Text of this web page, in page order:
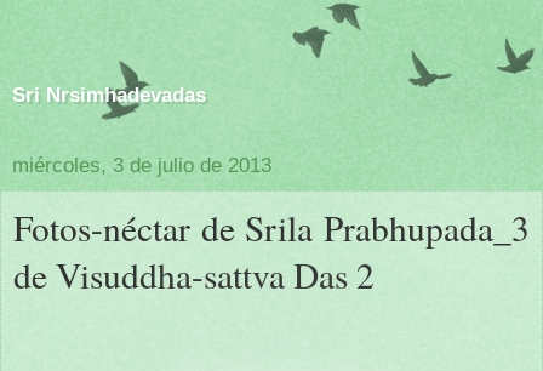
Sri Nrsimhadevadas
miércoles, 3 de julio de 2013
Fotos-néctar de Srila Prabhupada_3
de Visuddha-sattva Das 2